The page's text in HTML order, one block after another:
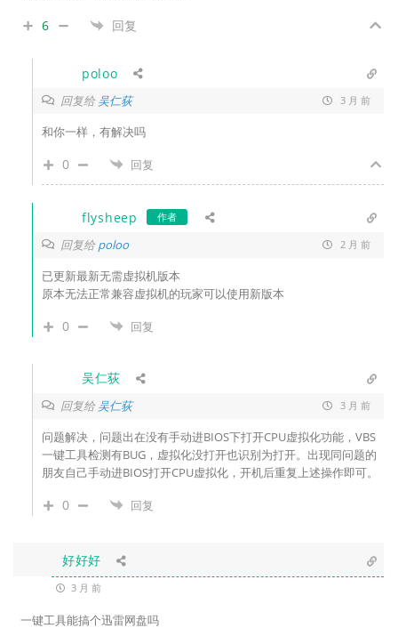
6 回复
poloo
回复给吴仁荻 3 月 前
和你一样，有解决吗
0 回复
flysheep 作者
回复给poloo 2 月 前
已更新最新无需虚拟机版本
原本无法正常兼容虚拟机的玩家可以使用新版本
0 回复
吴仁荻
回复给吴仁荻 3 月 前
问题解决，问题出在没有手动进BIOS下打开CPU虚拟化功能，VBS
一键工具检测有BUG，虚拟化没打开也识别为打开。出现同问题的
朋友自己手动进BIOS打开CPU虚拟化，开机后重复上述操作即可。
0 回复
好好好
3 月 前
一键工具能搞个迅雷网盘吗